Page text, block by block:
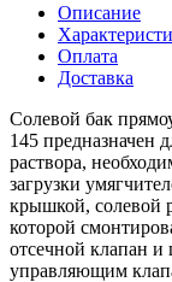
Описание
Оплата
Доставка
Солевой бак
145 предназначен
раствора,
загрузки
крышкой, солевой
которой
отсечной клапан и
управляющим